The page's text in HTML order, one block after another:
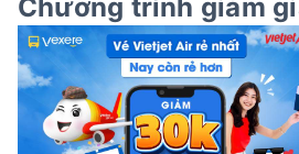
Chương trình giảm